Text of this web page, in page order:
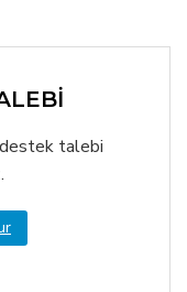
talebi